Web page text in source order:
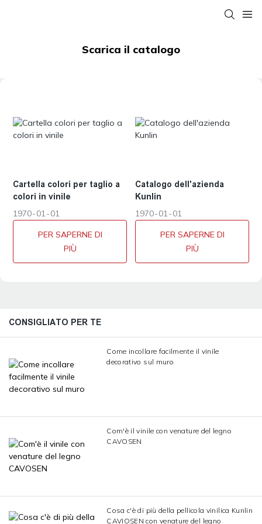
Scarica il catalogo
Cartella colori per taglio a
colori in vinile
1970 01 01
PER SAPERNE DI
PIÙ
Catalogo dell'azienda
Kunlin
1970 01 01
PER SAPERNE DI
PIÙ
CONSIGLIATO PER TE
Come incollare facilmente il vinile
decorativo sul muro
Com'è il vinile con venature del legno
CAVOSEN
Cosa c'è di più della pellicola vinilica Kunlin
CAVIOSEN con venature del legno